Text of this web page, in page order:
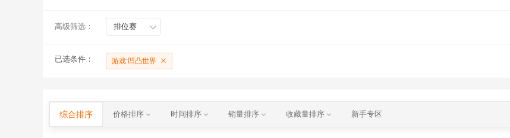
高级筛选： 排位赛
已选条件： 游戏:凹凸世界
综合排序 价格排序 时间排序 销量排序 收藏量排序 新手专区